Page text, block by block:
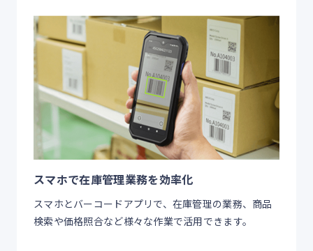
スマホで在庫管理業務を効率化
スマホとバーコードアプリで、在庫管理の業務、商品
検索や価格照合など様々な作業で活用できます。